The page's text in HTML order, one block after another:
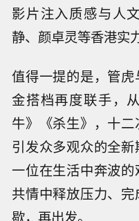
影片注入质感与人
静、颜卓灵等香港实
值得一提的是，管
金搭档再度联手，
牛》《杀生》，十二
引发众多观众的全
一位在生活中奔波
共情中释放压力、
歇，再出发。